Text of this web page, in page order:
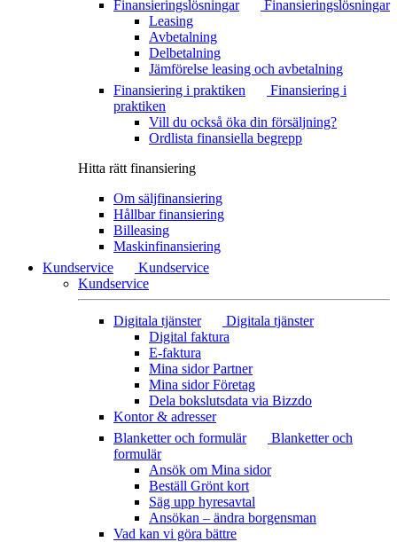
Finansieringslösningar
Finansieringslösningar
Leasing
Avbetalning
Delbetalning
Jämförelse leasing och avbetalning
Finansiering i praktiken
Finansiering i
praktiken
Vill du också öka din försäljning?
Ordlista finansiella begrepp
Hitta rätt finansiering
Om säljfinansiering
Hållbar finansiering
Billeasing
Maskinfinansiering
Kundservice
Kundservice
Kundservice
Digitala tjänster
Digitala tjänster
Digital faktura
E-faktura
Mina sidor Partner
Mina sidor Företag
Dela bokslutsdata via Bizzdo
Kontor & adresser
Blanketter och formulär
Blanketter och
formulär
Ansök om Mina sidor
Beställ Grönt kort
Säg upp hyresavtal
Ansökan – ändra borgensman
Vad kan vi göra bättre